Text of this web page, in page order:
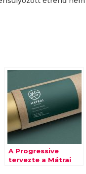
A Progressive
tervezte a Mátrai